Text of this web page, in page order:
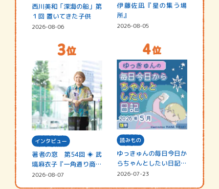
西川美和「深海の船」第
１回 置いてきた子供
2026-08-06
伊藤佐凪『星の集う場
所』
2026-08-05
インタビュー
著者の窓 第54回 ◈ 武
塙麻衣子『一角通り商店
街の…
2026-08-07
読みもの
ゆっきゅんの毎日今日か
らちゃんとしたい日記
☆202…
2026-07-23